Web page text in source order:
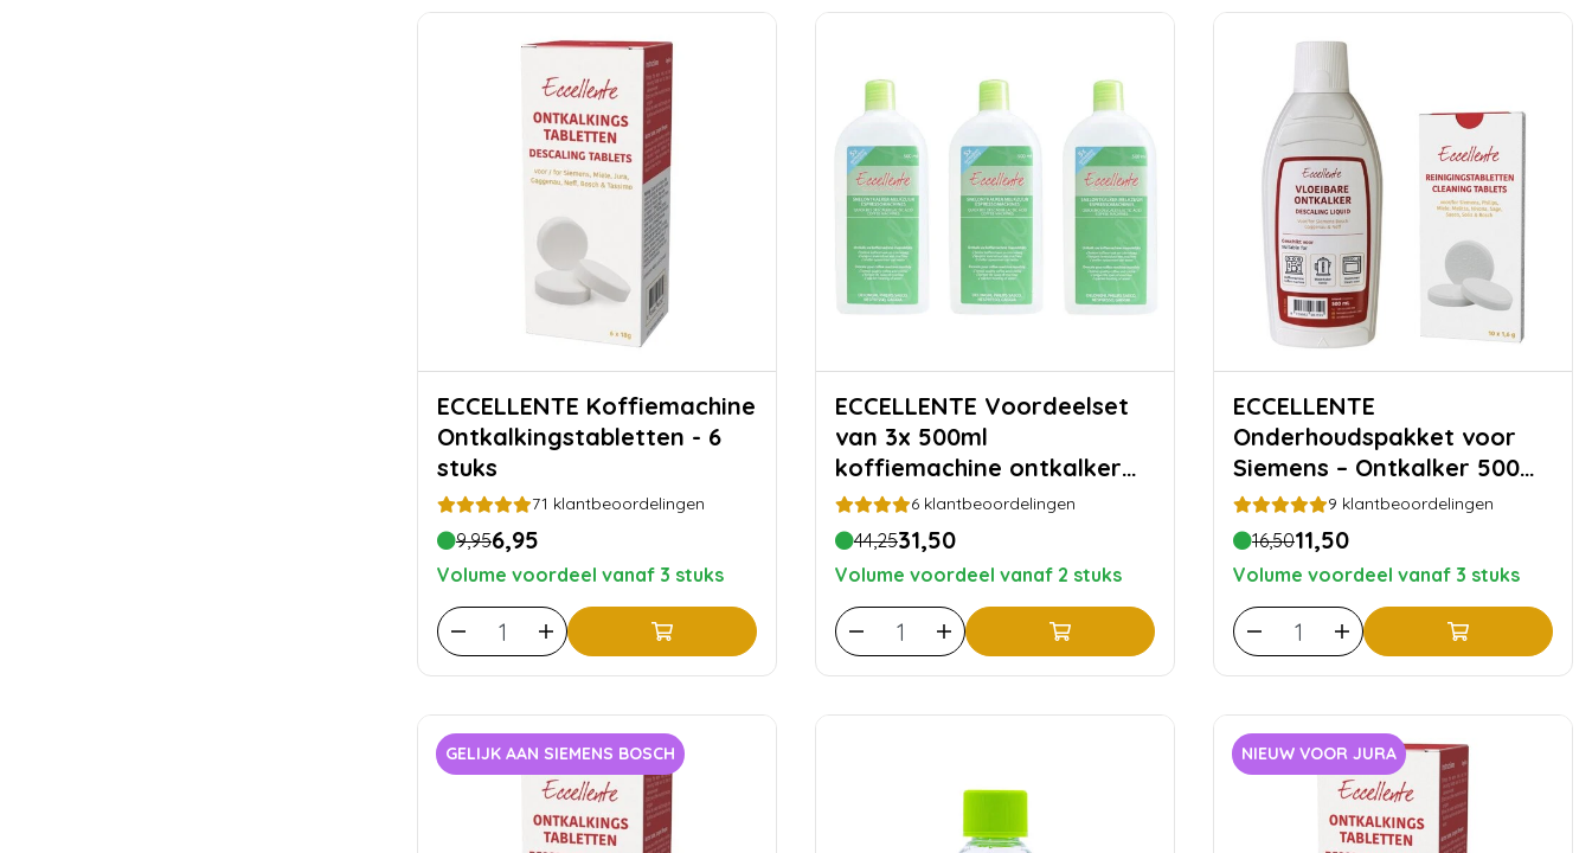
ECCELLENTE Koffiemachine
Ontkalkingstabletten - 6
stuks
71 klantbeoordelingen
9,956,95
Volume voordeel vanaf 3 stuks
ECCELLENTE Voordeelset
van 3x 500ml
koffiemachine ontkalker
voor DeLonghi
6 klantbeoordelingen
44,2531,50
Volume voordeel vanaf 2 stuks
ECCELLENTE
Onderhoudspakket voor
Siemens – Ontkalker 500
ml + 10 Reinigingstabletten
9 klantbeoordelingen
16,5011,50
Volume voordeel vanaf 3 stuks
GELIJK AAN SIEMENS BOSCH NIEUW VOOR JURA